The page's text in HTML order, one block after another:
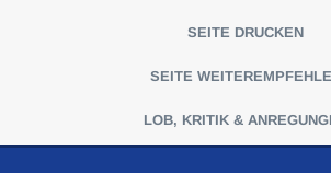
SEITE DRUCKEN
SEITE
LOB, KRITIK &